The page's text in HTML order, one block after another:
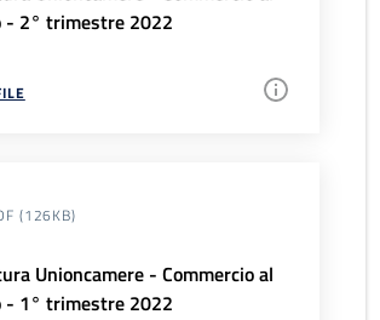
- 2° trimestre 2022
(126KB)
Unioncamere - Commercio al
- 1° trimestre 2022